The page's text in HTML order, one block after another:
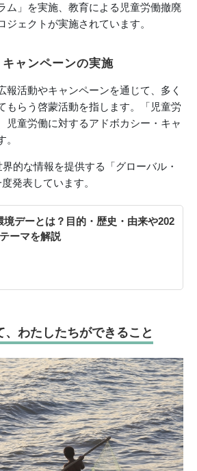
ム」を実施、教育による児童労働撤廃
ジェクトが実施されています。
ャンペーンの実施
報活動やキャンペーンを通じて、多く
もらう啓蒙活動を指します。「児童労
児童労働に対するアドボカシー・キャ
的な情報を提供する「グローバル・
発表しています。
境デーとは？目的・歴史・由来や202
ーマを解説
、わたしたちができること